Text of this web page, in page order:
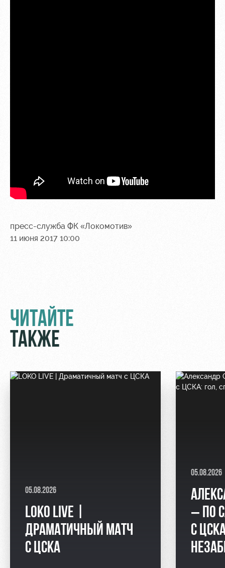
пресс-служба ФК «Локомотив»
11 июня 2017 10:00
ЧИТАЙТЕ
ТАКЖЕ
05.08.2026
LOKO LIVE |
ДРАМАТИЧНЫЙ МАТЧ
С ЦСКА
05.08.2026
– ПО
С